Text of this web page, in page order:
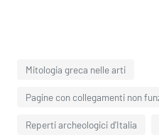
Mitologia greca nelle arti
Pagine con collegamenti non
Reperti archeologici d'Italia